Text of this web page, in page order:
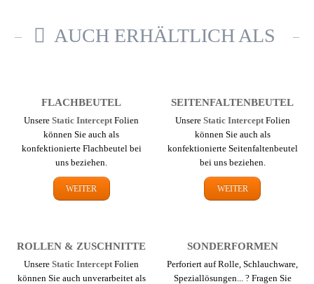
AUCH ERHÄLTLICH ALS
FLACH­BEUTEL
UnsereStatic Intercept Folien
können Sie auch als
konfektionierte Flachbeutel bei
uns beziehen.
WEITER
SEITEN­FALTEN­BEUTEL
Unsere Static Intercept Folien
können Sie auch als
konfektionierte Seiten­falten­beutel
bei uns beziehen.
WEITER
ROLLEN & ZUSCHNITTE
UnsereStatic Intercept Folien
können Sie auch un­ver­arbeitet als
SONDER­FORMEN
Perforiert auf Rolle, Schlauch­ware,
Spezial­lösungen... ? Fragen Sie